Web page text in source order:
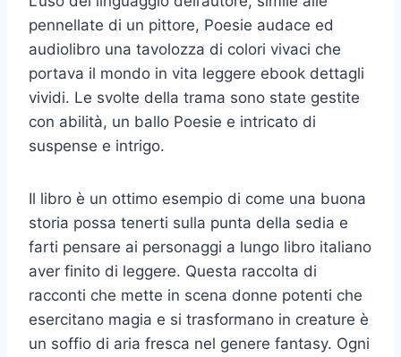
pennellate di un pittore, Poesie audace ed
audiolibro una tavolozza di colori vivaci che
portava il mondo in vita leggere ebook dettagli
vividi. Le svolte della trama sono state gestite
con abilità, un ballo Poesie e intricato di
suspense e intrigo.
Il libro è un ottimo esempio di come una buona
storia possa tenerti sulla punta della sedia e
farti pensare ai personaggi a lungo libro italiano
aver finito di leggere. Questa raccolta di
racconti che mette in scena donne potenti che
esercitano magia e si trasformano in creature è
un soffio di aria fresca nel genere fantasy. Ogni